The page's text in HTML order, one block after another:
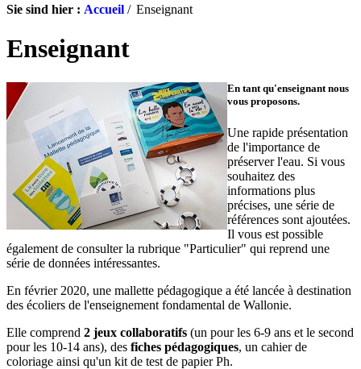
Sie sind hier : Accueil / Enseignant
Enseignant
En tant qu'enseignant nous
vous proposons.
Une rapide présentation
de l'importance de
préserver l'eau. Si vous
souhaitez des
informations plus
précises, une série de
références sont ajoutées.
Il vous est possible
également de consulter la rubrique "Particulier" qui reprend une
série de données intéressantes.
En février 2020, une mallette pédagogique a été lancée à destination
des écoliers de l'enseignement fondamental de Wallonie.
Elle comprend 2 jeux collaboratifs (un pour les 6-9 ans et le second
pour les 10-14 ans), des fiches pédagogiques, un cahier de
coloriage ainsi qu'un kit de test de papier Ph.